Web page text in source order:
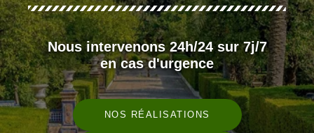
Nous intervenons 24h/24 sur 7j/7
en cas d'urgence
NOS RÉALISATIONS